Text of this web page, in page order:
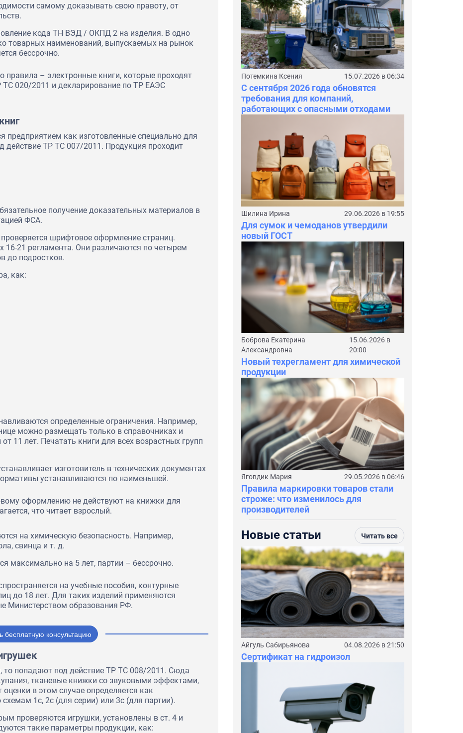
самому доказывать свою правоту, от
кода ТН ВЭД / ОКПД 2 на изделия. В одно
товарных наименований, выпускаемых на рынок
бессрочно.
правила – электронные книги, которые проходят
020/2011 и декларирование по ТР ЕАЭС
предприятием как изготовленные специально для
действие ТР ТС 007/2011. Продукция проходит
получение доказательных материалов в
ФСА.
шрифтовое оформление страниц.
21 регламента. Они различаются по четырем
до подростков.
как:
определенные ограничения. Например,
можно размещать только в справочниках и
11 лет. Печатать книги для всех возрастных групп
изготовитель в технических документах
устанавливаются по наименьшей.
оформлению не действуют на книжки для
что читает взрослый.
на химическую безопасность. Например,
свинца и т. д.
максимально на 5 лет, партии – бессрочно.
на учебные пособия, контурные
до 18 лет. Для таких изделий применяются
Министерством образования РФ.
бесплатную консультацию
то попадают под действие ТР ТС 008/2011. Сюда
тканевые книжки со звуковыми эффектами,
в этом случае определяется как
1с, 2с (для серии) или 3с (для партии).
проверяются игрушки, установлены в ст. 4 и
такие параметры продукции, как:
Потемкина Ксения 15.07.2026 в 06:34
С сентября 2026 года обновятся
требования для компаний,
работающих с опасными отходами
Шилина Ирина 29.06.2026 в 19:55
Для сумок и чемоданов утвердили
новый ГОСТ
Боброва Екатерина
Александровна
15.06.2026 в
20:00
Новый техрегламент для химической
продукции
Яговдик Мария 29.05.2026 в 06:46
Правила маркировки товаров стали
строже: что изменилось для
производителей
Новые статьи Читать все
Айгуль Сабирьянова 04.08.2026 в 21:50
Сертификат на гидроизол